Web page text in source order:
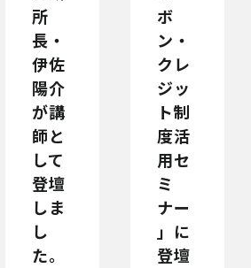
所
長・
伊佐
陽介
が講
師と
して
登壇
しま
し
た。
ボ
ン・
クレ
ジッ
ト制
度活
用セ
ミ
ナー
」に
登壇